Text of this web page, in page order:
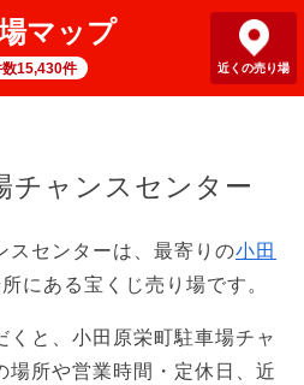
マップ
15,430件 近くの売り場
チャンスセンター
スセンターは、最寄りの小田
にある宝くじ売り場です。
くと、小田原栄町駐車場チャ
場所や営業時間・定休日、近